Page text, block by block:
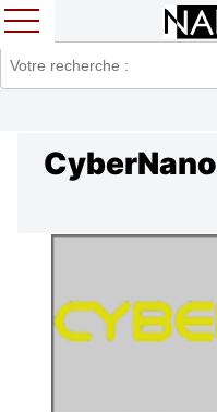
CyberNano